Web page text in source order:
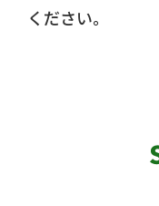
ください。